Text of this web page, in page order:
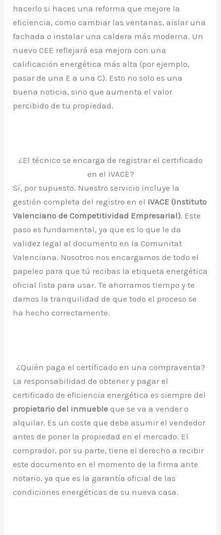
hacerlo si haces una reforma que mejore la
eficiencia, como cambiar las ventanas, aislar una
fachada o instalar una caldera más moderna. Un
nuevo CEE reflejará esa mejora con una
calificación energética más alta (por ejemplo,
pasar de una E a una C). Esto no solo es una
buena noticia, sino que aumenta el valor
percibido de tu propiedad.
¿El técnico se encarga de registrar el certificado
en el IVACE?
Sí, por supuesto. Nuestro servicio incluye la
gestión completa del registro en el IVACE (Instituto
Valenciano de Competitividad Empresarial). Este
paso es fundamental, ya que es lo que le da
validez legal al documento en la Comunitat
Valenciana. Nosotros nos encargamos de todo el
papeleo para que tú recibas la etiqueta energética
oficial lista para usar. Te ahorramos tiempo y te
damos la tranquilidad de que todo el proceso se
ha hecho correctamente.
¿Quién paga el certificado en una compraventa?
La responsabilidad de obtener y pagar el
certificado de eficiencia energética es siempre del
propietario del inmueble que se va a vender o
alquilar. Es un coste que debe asumir el vendedor
antes de poner la propiedad en el mercado. El
comprador, por su parte, tiene el derecho a recibir
este documento en el momento de la firma ante
notario, ya que es la garantía oficial de las
condiciones energéticas de su nueva casa.